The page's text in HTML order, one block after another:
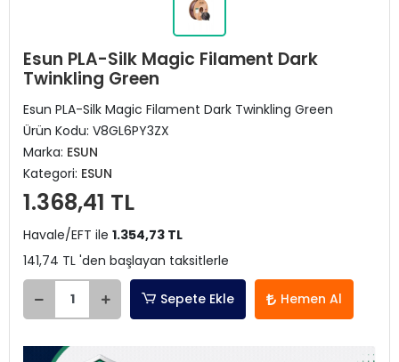
Esun PLA-Silk Magic Filament Dark
Twinkling Green
Esun PLA-Silk Magic Filament Dark Twinkling Green
Ürün Kodu: V8GL6PY3ZX
Marka: ESUN
Kategori: ESUN
1.368,41 TL
Havale/EFT ile 1.354,73 TL
141,74 TL 'den başlayan taksitlerle
Sepete Ekle Hemen Al